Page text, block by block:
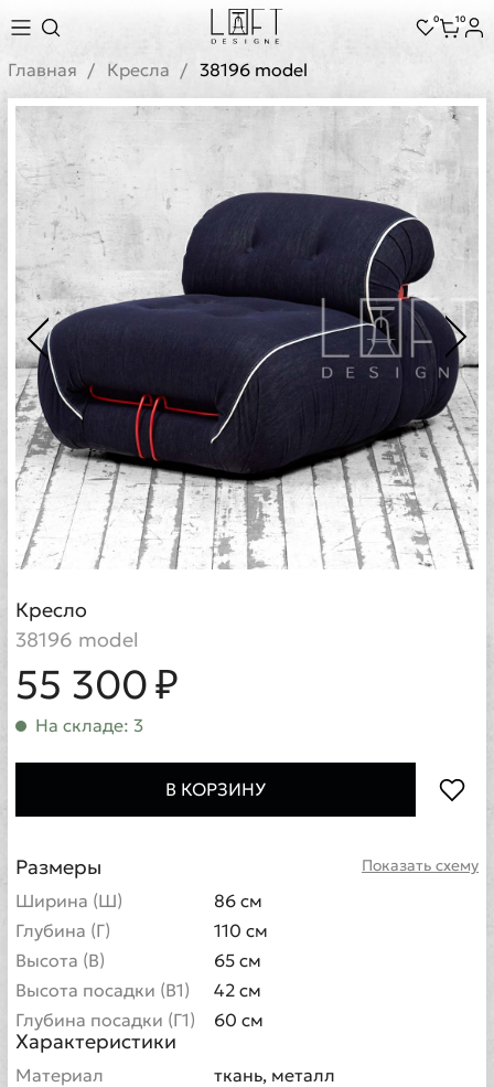
0 10
Главная Кресла 38196 model
Кресло
38196 model
55 300 ₽
На складе: 3
В КОРЗИНУ
Показать схему
Размеры
Ширина (Ш)
86 см
Глубина (Г)
110 см
Высота (В)
65 см
Высота посадки (В1)
42 см
Глубина посадки (Г1)
60 см
Характеристики
Материал
ткань, металл